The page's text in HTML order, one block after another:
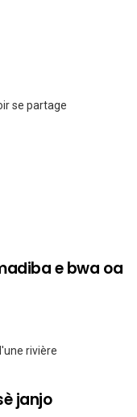
se partage
e bwa oa
rivière
janjo